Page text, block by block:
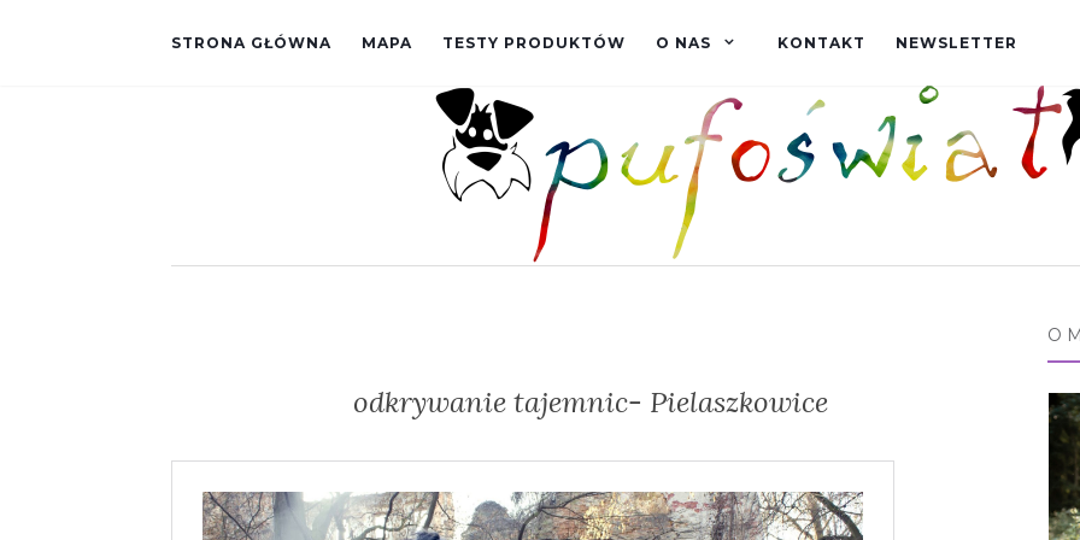
STRONA GŁÓWNA MAPA TESTY PRODUKTÓW O NAS KONTAKT NEWSLETTER
odkrywanie tajemnic- Pielaszkowice
O